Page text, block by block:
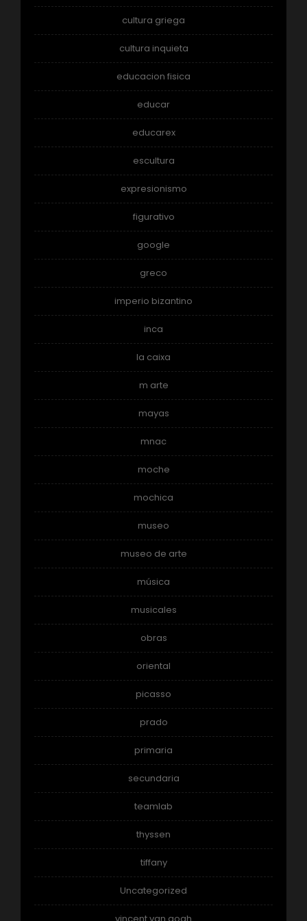
cultura griega
cultura inquieta
educacion fisica
educar
educarex
escultura
expresionismo
figurativo
google
greco
imperio bizantino
inca
la caixa
m arte
mayas
mnac
moche
mochica
museo
museo de arte
música
musicales
obras
oriental
picasso
prado
primaria
secundaria
teamlab
thyssen
tiffany
Uncategorized